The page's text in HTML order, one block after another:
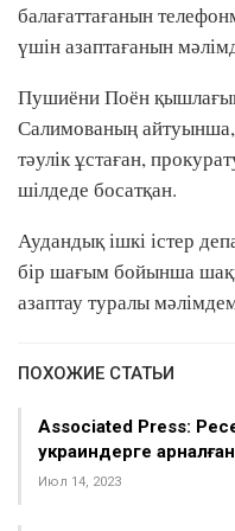
балағаттағанын
үшін азаптағанын
Пушиёни Поён
Салимованың
тәулік ұстаған,
шілдеде босатқан.
Аудандық ішкі істер
бір шағым бойынша
азаптау туралы
ПОХОЖИЕ СТАТЬИ
Associated Press:
украиндерге
Июл 14, 2023